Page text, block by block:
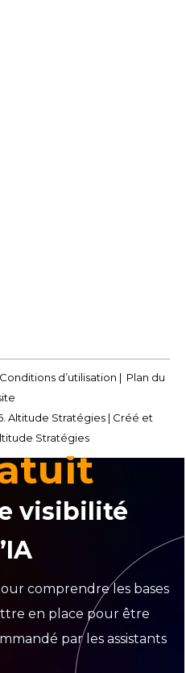
Conditions d’utilisation | Plan du
Altitude Stratégies | Créé et
Stratégies
visibilité
comprendre les bases
en place pour être
par les assistants